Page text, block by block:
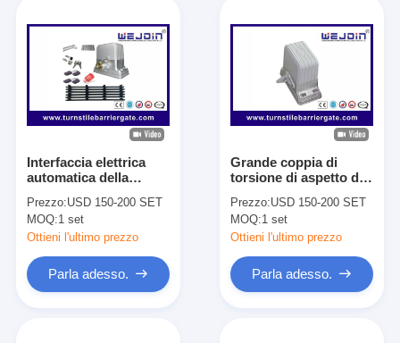
Interfaccia elettrica
automatica della
apri del motore del
portone di
scivolamento per la
porta 1800kg
Prezzo:USD 150-200 SET
MOQ:1 set
Ottieni l'ultimo prezzo
Parla adesso.
Grande coppia di
torsione di aspetto di
motore squisito del
portone ed inclusione
a basso rumore
Prezzo:USD 150-200 SET
MOQ:1 set
Ottieni l'ultimo prezzo
Parla adesso.